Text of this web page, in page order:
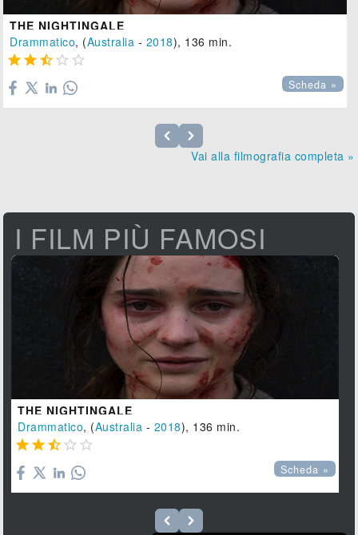
THE NIGHTINGALE
Drammatico, (Australia - 2018), 136 min.
    
Scheda »
Vai alla filmografia completa »
I FILM PIÙ FAMOSI
THE NIGHTINGALE
Drammatico, (Australia - 2018), 136 min.
    
Scheda »